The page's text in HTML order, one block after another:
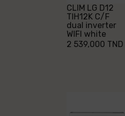
CLIM LG D12
TIH12K C/F
dual inverter
WIFI white
2 539,000 TND